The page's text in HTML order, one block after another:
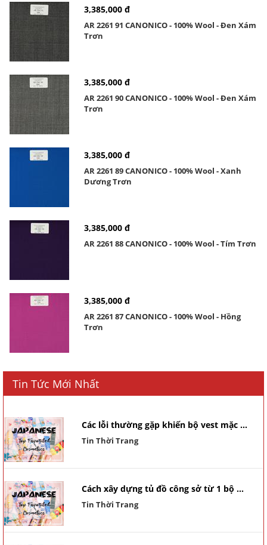
3,385,000 đ
AR 2261 91 CANONICO - 100% Wool - Đen Xám
Trơn
3,385,000 đ
AR 2261 90 CANONICO - 100% Wool - Đen Xám
Trơn
3,385,000 đ
AR 2261 89 CANONICO - 100% Wool - Xanh
Dương Trơn
3,385,000 đ
AR 2261 88 CANONICO - 100% Wool - Tím Trơn
3,385,000 đ
AR 2261 87 CANONICO - 100% Wool - Hồng
Trơn
Tin Tức Mới Nhất
Các lỗi thường gặp khiến bộ vest mặc ...
Tin Thời Trang
Cách xây dựng tủ đồ công sở từ 1 bộ ...
Tin Thời Trang